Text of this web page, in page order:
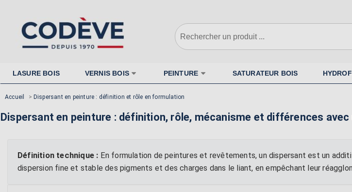
LASURE BOIS VERNIS BOIS PEINTURE SATURATEUR BOIS
Accueil > Dispersant en peinture : définition et rôle en formulation
Dispersant en peinture : définition, rôle, mécanisme et différences
Définition technique : En formulation de peintures et revêtements, un dispersant est un
dispersion fine et stable des pigments et des charges dans le liant, en empêchant leur